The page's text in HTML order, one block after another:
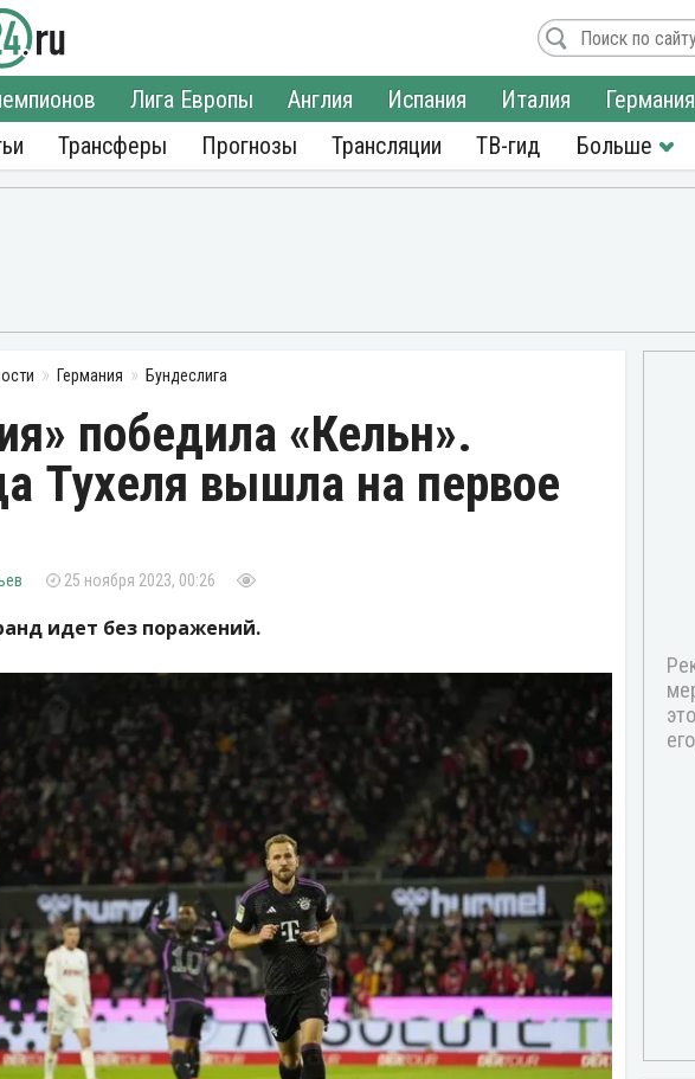
Лига Европы Англия Испания Италия Германия
Трансферы Прогнозы Трансляции ТВ-гид
Германия Бундеслига
победила «Кельн».
Тухеля вышла на первое
25 ноября 2023, 00:26
идет без поражений.